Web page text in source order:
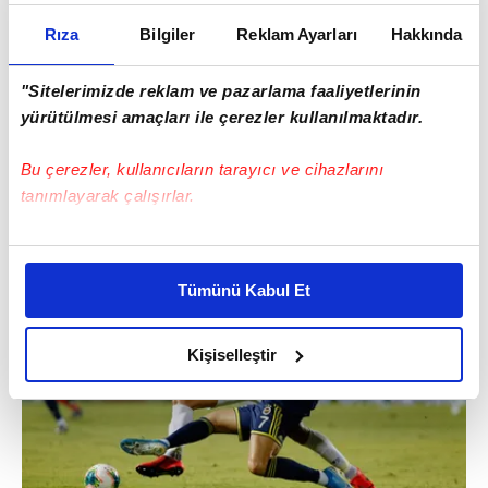
Rıza Bilgiler Reklam Ayarları Hakkında
"Sitelerimizde reklam ve pazarlama faaliyetlerinin
yürütülmesi amaçları ile çerezler kullanılmaktadır.
Bu çerezler, kullanıcıların tarayıcı ve cihazlarını
tanımlayarak çalışırlar.
Bu çerezlere izin vermeniz halinde sizlere özel
daha iyi reklam deneyimi yaşatabiliriz. Bunu yaparken
amacımızın size daha iyi bir reklam deneyimi sunmak
olduğunu ve sizlere en iyi içerikleri sunabilmek adına
elimizden gelen çabayı gösterdiğimizi ve bu noktada,
reklamların maliyetlerimizi karşılamak noktasında tek gelir
kalemimiz olduğunu sizlere hatırlatmak isteriz.
Her halükârda, kullanıcılar, bu çerezlere izin vermedikleri
Tümünü Kabul Et
Kişiselleştir